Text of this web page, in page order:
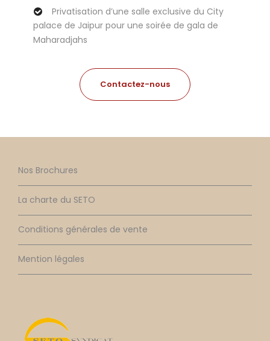
Privatisation d’une salle exclusive du City
palace de Jaipur pour une soirée de gala de
Maharadjahs
Contactez-nous
Nos Brochures
La charte du SETO
Conditions générales de vente
Mention légales